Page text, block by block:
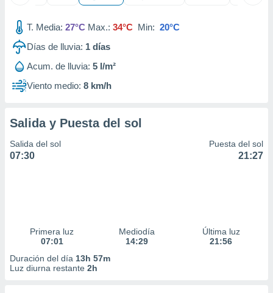
T. Media: 27°C Max.: 34°C Min: 20°C
Días de lluvia: 1 días
Acum. de lluvia: 5 l/m²
Viento medio: 8 km/h
Salida y Puesta del sol
Salida del sol
07:30
Puesta del sol
21:27
Primera luz
07:01
Mediodía
14:29
Última luz
21:56
Duración del día 13h 57m
Luz diurna restante 2h